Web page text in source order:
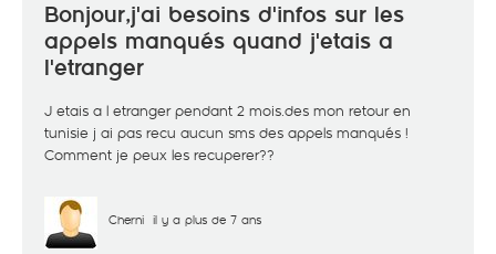
Bonjour,j'ai besoins d'infos sur les
appels manqués quand j'etais a
l'etranger
J etais a l etranger pendant 2 mois.des mon retour en
tunisie j ai pas recu aucun sms des appels manqués !
Comment je peux les recuperer??
Cherni il y a plus de 7 ans